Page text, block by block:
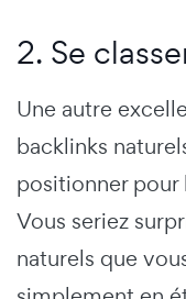
2. Se
Une autre
backlinks
positionner
Vous seriez
naturels que